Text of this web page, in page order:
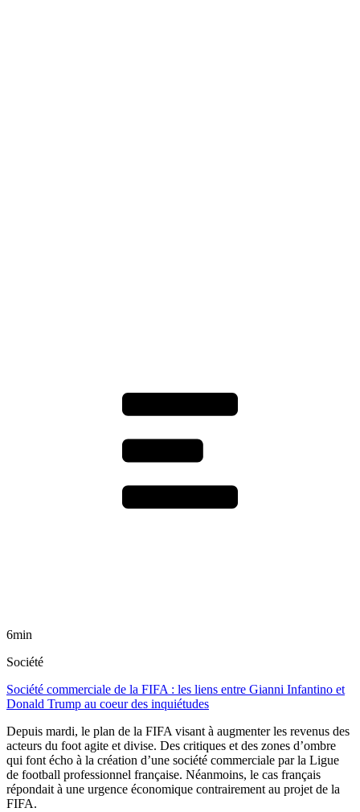
6min
Société
Société commerciale de la FIFA : les liens entre Gianni Infantino et
Donald Trump au coeur des inquiétudes
Depuis mardi, le plan de la FIFA visant à augmenter les revenus des
acteurs du foot agite et divise. Des critiques et des zones d’ombre
qui font écho à la création d’une société commerciale par la Ligue
de football professionnel française. Néanmoins, le cas français
répondait à une urgence économique contrairement au projet de la
FIFA.